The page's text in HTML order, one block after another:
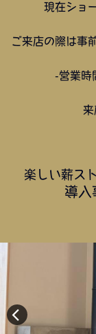
現在ショ
ご来店の際は事
-営業時
来
楽しい薪ス
導入